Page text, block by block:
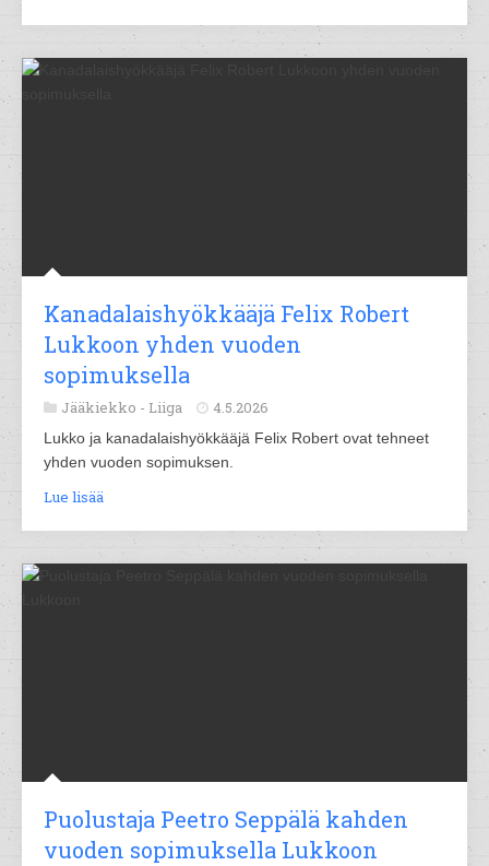
Kanadalaishyökkääjä Felix Robert
Lukkoon yhden vuoden
sopimuksella
Jääkiekko - Liiga 4.5.2026
Lukko ja kanadalaishyökkääjä Felix Robert ovat tehneet
yhden vuoden sopimuksen.
Lue lisää
Puolustaja Peetro Seppälä kahden
vuoden sopimuksella Lukkoon